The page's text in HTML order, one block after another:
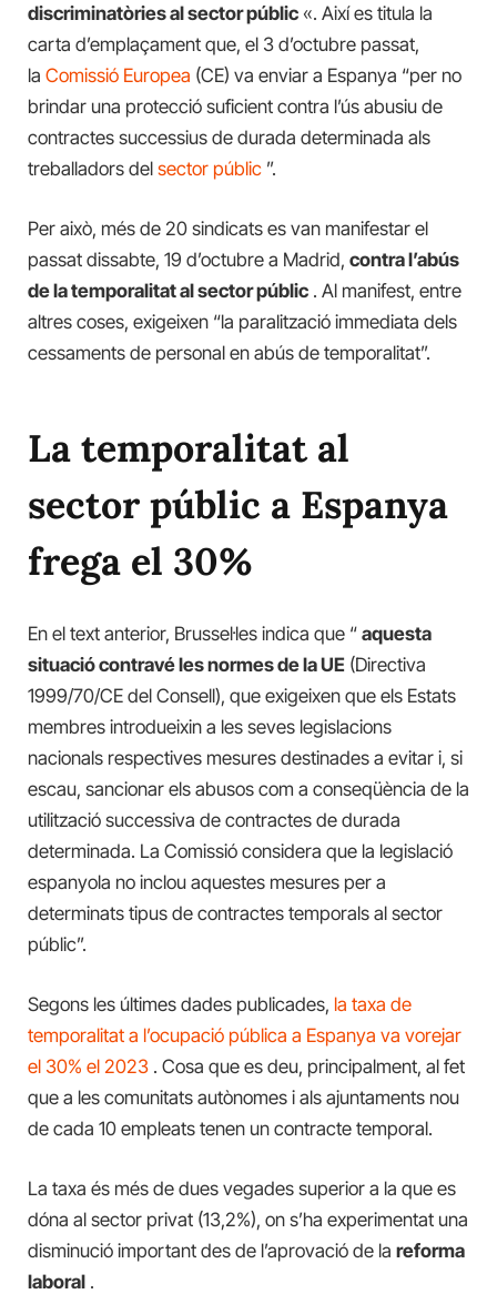
discriminatòries al sector públic «. Així es titula la
carta d’emplaçament que, el 3 d’octubre passat,
la Comissió Europea (CE) va enviar a Espanya “per no
brindar una protecció suficient contra l’ús abusiu de
contractes successius de durada determinada als
treballadors del sector públic ”.
Per això, més de 20 sindicats es van manifestar el
passat dissabte, 19 d’octubre a Madrid, contra l’abús
de la temporalitat al sector públic . Al manifest, entre
altres coses, exigeixen “la paralització immediata dels
cessaments de personal en abús de temporalitat”.
La temporalitat al
sector públic a Espanya
frega el 30%
En el text anterior, Brussel·les indica que “ aquesta
situació contravé les normes de la UE (Directiva
1999/70/CE del Consell), que exigeixen que els Estats
membres introdueixin a les seves legislacions
nacionals respectives mesures destinades a evitar i, si
escau, sancionar els abusos com a conseqüència de la
utilització successiva de contractes de durada
determinada. La Comissió considera que la legislació
espanyola no inclou aquestes mesures per a
determinats tipus de contractes temporals al sector
públic”.
Segons les últimes dades publicades, la taxa de
temporalitat a l’ocupació pública a Espanya va vorejar
el 30% el 2023 . Cosa que es deu, principalment, al fet
que a les comunitats autònomes i als ajuntaments nou
de cada 10 empleats tenen un contracte temporal.
La taxa és més de dues vegades superior a la que es
dóna al sector privat (13,2%), on s’ha experimentat una
disminució important des de l’aprovació de la reforma
laboral .